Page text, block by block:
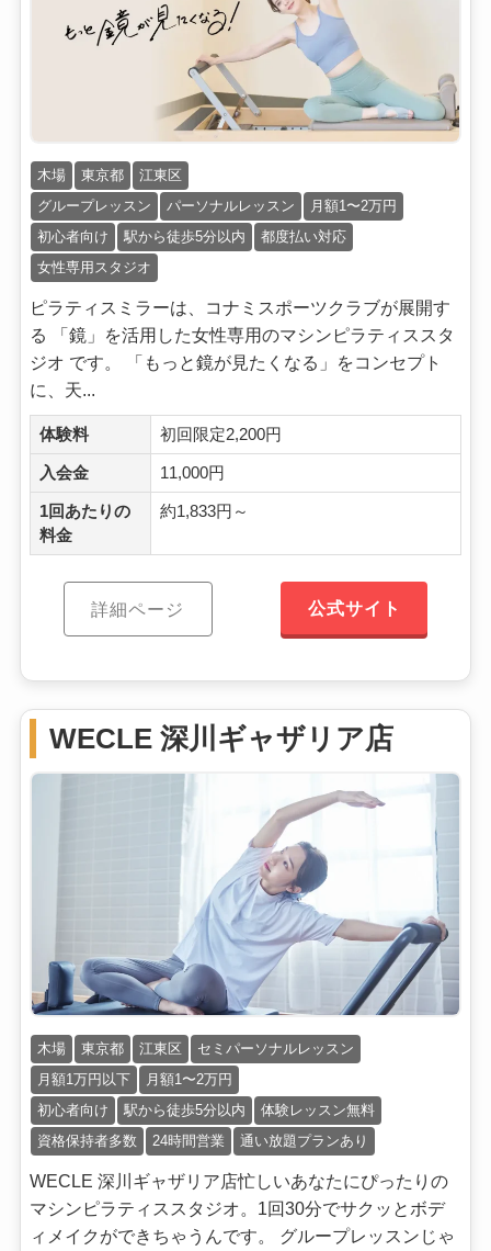
木場 東京都
江東区
グループレッスン
パーソナルレッスン
月額1〜2万円
初心者向け
駅から徒歩5分以内
都度払い対応
女性専用スタジオ
ピラティスミラーは、コナミスポーツクラブが展開す
る 「鏡」を活用した女性専用のマシンピラティススタ
ジオ です。 「もっと鏡が見たくなる」をコンセプト
に、天...
体験料 初回限定2,200円
入会金 11,000円
1回あたりの
料金
約1,833円～
詳細ページ 公式サイト
WECLE 深川ギャザリア店
木場 東京都 江東区
セミパーソナルレッスン
月額1万円以下
月額1〜2万円
初心者向け
駅から徒歩5分以内
体験レッスン無料
資格保持者多数
24時間営業 通い放題プランあり
WECLE 深川ギャザリア店忙しいあなたにぴったりの
マシンピラティススタジオ。1回30分でサクッとボデ
ィメイクができちゃうんです。 グループレッスンじゃ